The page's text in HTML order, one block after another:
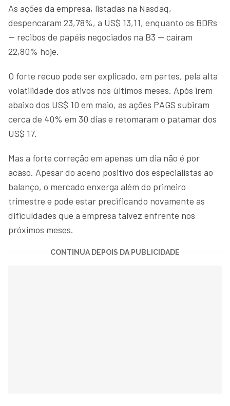
As ações da empresa, listadas na Nasdaq,
despencaram 23,78%, a US$ 13,11, enquanto os BDRs
— recibos de papéis negociados na B3 — caíram
22,80% hoje.
O forte recuo pode ser explicado, em partes, pela alta
volatilidade dos ativos nos últimos meses. Após irem
abaixo dos US$ 10 em maio, as ações PAGS subiram
cerca de 40% em 30 dias e retomaram o patamar dos
US$ 17.
Mas a forte correção em apenas um dia não é por
acaso. Apesar do aceno positivo dos especialistas ao
balanço, o mercado enxerga além do primeiro
trimestre e pode estar precificando novamente as
dificuldades que a empresa talvez enfrente nos
próximos meses.
CONTINUA DEPOIS DA PUBLICIDADE